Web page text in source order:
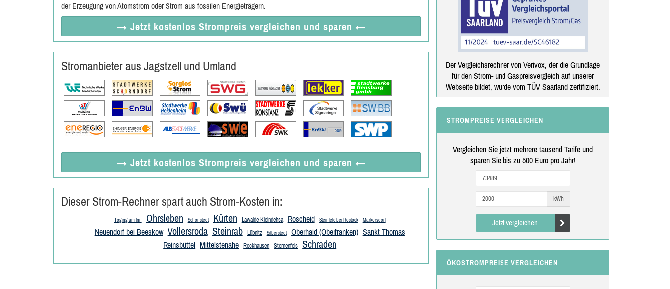
der Erzeugung von Atomstrom oder Strom aus fossilen Energieträgern.
→ Jetzt kostenlos Strompreis vergleichen und sparen ←
Stromanbieter aus Jagstzell und Umland
→ Jetzt kostenlos Strompreis vergleichen und sparen ←
Dieser Strom-Rechner spart auch Strom-Kosten in:
Töging am Inn Ohrsleben Schönstedt Kürten Lawalde-Kleindehsa Roscheid Steinfeld bei Rostock Markersdorf
Neuendorf bei Beeskow Vollersroda Steinrab Lübnitz Silberstedt Oberhaid (Oberfranken) Sankt Thomas
Reinsbüttel Mittelstenahe Rockhausen Sternenfels Schraden
Der Vergleichsrechner von Verivox, der die Grundlage
für den Strom- und Gaspreisvergleich auf unserer
Webseite bildet, wurde vom TÜV Saarland zertifiziert.
STROMPREISE VERGLEICHEN
Vergleichen Sie jetzt mehrere tausend Tarife und
sparen Sie bis zu 500 Euro pro Jahr!
kWh
Jetzt vergleichen
ÖKOSTROMPREISE VERGLEICHEN